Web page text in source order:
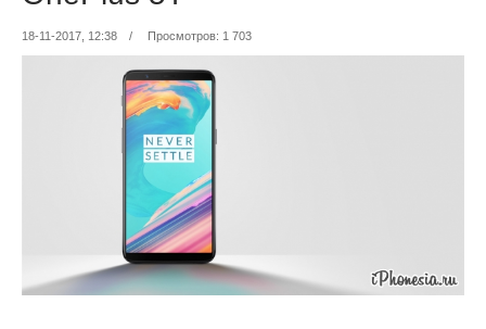
18-11-2017, 12:38 / Просмотров: 1 703